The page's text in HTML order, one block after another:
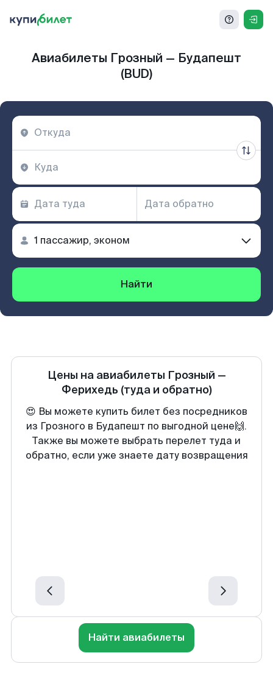
Авиабилеты Грозный — Будапешт
(BUD)
Найти
Цены на авиабилеты Грозный —
Ферихедь (туда и обратно)
😍 Вы можете купить билет без посредников
из Грозного в Будапешт по выгодной цене🙌.
Также вы можете выбрать перелет туда и
обратно, если уже знаете дату возвращения
Найти авиабилеты